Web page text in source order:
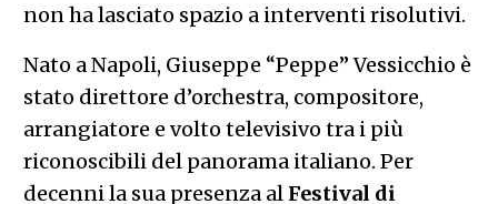
non ha lasciato spazio a interventi risolutivi.
Nato a Napoli, Giuseppe “Peppe” Vessicchio è
stato direttore d’orchestra, compositore,
arrangiatore e volto televisivo tra i più
riconoscibili del panorama italiano. Per
decenni la sua presenza al Festival di